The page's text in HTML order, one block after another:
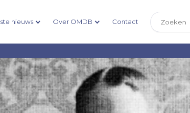
nieuws Over OMDB Contact